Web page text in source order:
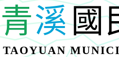
青溪國
TAOYUAN